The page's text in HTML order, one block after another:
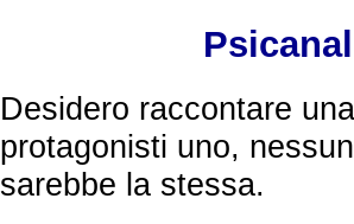
Desidero raccontare
protagonisti uno,
sarebbe la stessa.